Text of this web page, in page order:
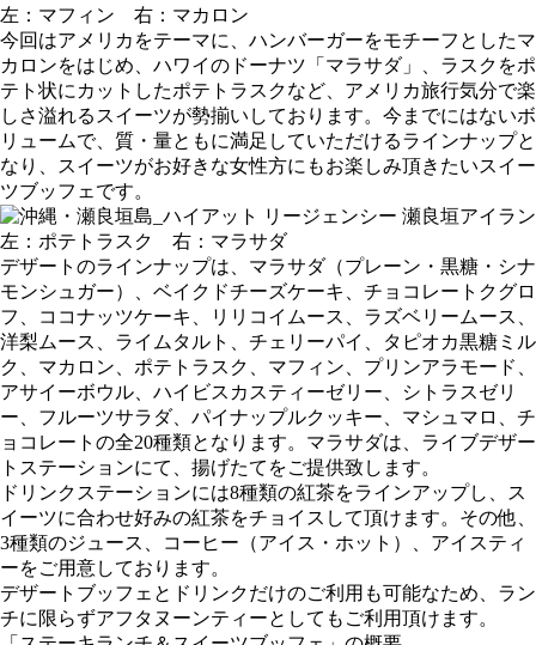
左：マフィン 右：マカロン
今回はアメリカをテーマに、ハンバーガーをモチーフとしたマ
カロンをはじめ、ハワイのドーナツ「マラサダ」、ラスクをポ
テト状にカットしたポテトラスクなど、アメリカ旅行気分で楽
しさ溢れるスイーツが勢揃いしております。今までにはないボ
リュームで、質・量ともに満足していただけるラインナップと
なり、スイーツがお好きな女性方にもお楽しみ頂きたいスイー
ツブッフェです。
左：ポテトラスク 右：マラサダ
デザートのラインナップは、マラサダ（プレーン・黒糖・シナ
モンシュガー）、ベイクドチーズケーキ、チョコレートクグロ
フ、ココナッツケーキ、リリコイムース、ラズベリームース、
洋梨ムース、ライムタルト、チェリーパイ、タピオカ黒糖ミル
ク、マカロン、ポテトラスク、マフィン、プリンアラモード、
アサイーボウル、ハイビスカスティーゼリー、シトラスゼリ
ー、フルーツサラダ、パイナップルクッキー、マシュマロ、チ
ョコレートの全20種類となります。マラサダは、ライブデザー
トステーションにて、揚げたてをご提供致します。
ドリンクステーションには8種類の紅茶をラインアップし、ス
イーツに合わせ好みの紅茶をチョイスして頂けます。その他、
3種類のジュース、コーヒー（アイス・ホット）、アイスティ
ーをご用意しております。
デザートブッフェとドリンクだけのご利用も可能なため、ラン
チに限らずアフタヌーンティーとしてもご利用頂けます。